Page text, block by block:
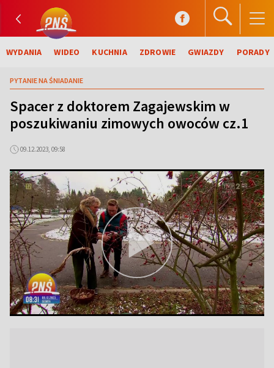
WYDANIA WIDEO KUCHNIA ZDROWIE GWIAZDY PORADY
PYTANIE NA ŚNIADANIE
Spacer z doktorem Zagajewskim w
poszukiwaniu zimowych owoców cz.1
09.12.2023, 09:58